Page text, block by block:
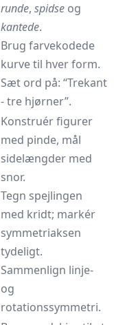
runde, spidse og
kantede.
Brug farvekodede
kurve til hver form.
Sæt ord på: “Trekant
- tre hjørner”.
Konstruér figurer
med pinde, mål
side­længder med
snor.
Tegn spejlingen
med kridt; markér
symmetri­aksen
tydeligt.
Sammenlign linje-
og
rotationssymmetri.